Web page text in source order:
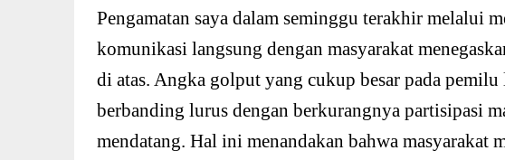
Pengamatan saya dalam seminggu terakhir melalui
komunikasi langsung dengan masyarakat
di atas. Angka golput yang cukup besar pada
berbanding lurus dengan berkurangnya partisipasi
mendatang. Hal ini menandakan bahwa masyarakat